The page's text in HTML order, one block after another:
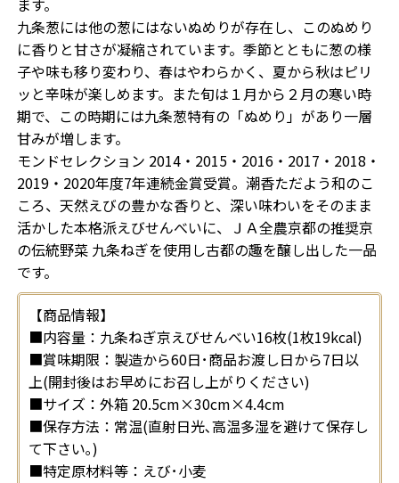
ます。
九条葱には他の葱にはないぬめりが存在し、このぬめり
に香りと甘さが凝縮されています。季節とともに葱の様
子や味も移り変わり、春はやわらかく、夏から秋はピリ
ッと辛味が楽しめます。また旬は１月から２月の寒い時
期で、この時期には九条葱特有の「ぬめり」があり一層
甘みが増します。
モンドセレクション 2014・2015・2016・2017・2018・
2019・2020年度7年連続金賞受賞。潮香ただよう和のこ
ころ、天然えびの豊かな香りと、深い味わいをそのまま
活かした本格派えびせんべいに、ＪＡ全農京都の推奨京
の伝統野菜 九条ねぎを使用し古都の趣を醸し出した一品
です。
【商品情報】
■内容量：九条ねぎ京えびせんべい16枚(1枚19kcal)
■賞味期限：製造から60日･商品お渡し日から7日以
上(開封後はお早めにお召し上がりください)
■サイズ：外箱 20.5cm×30cm×4.4cm
■保存方法：常温(直射日光､高温多湿を避けて保存し
て下さい｡)
■特定原材料等：えび･小麦